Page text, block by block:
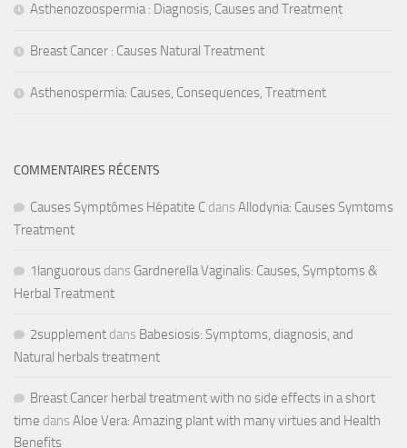
Asthenozoospermia : Diagnosis, Causes and Treatment
Breast Cancer : Causes Natural Treatment
Asthenospermia: Causes, Consequences, Treatment
COMMENTAIRES RÉCENTS
Causes Symptômes Hépatite C dans Allodynia: Causes Symtoms
Treatment
1languorous dans Gardnerella Vaginalis: Causes, Symptoms &
Herbal Treatment
2supplement dans Babesiosis: Symptoms, diagnosis, and
Natural herbals treatment
Breast Cancer herbal treatment with no side effects in a short
time dans Aloe Vera: Amazing plant with many virtues and Health
Benefits